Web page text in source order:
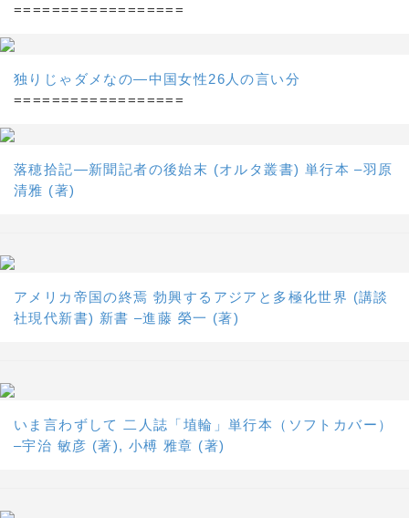
==================
独りじゃダメなの―中国女性26人の言い分
==================
落穂拾記―新聞記者の後始末 (オルタ叢書) 単行本 –羽原
清雅 (著)
アメリカ帝国の終焉 勃興するアジアと多極化世界 (講談
社現代新書) 新書 –進藤 榮一 (著)
いま言わずして 二人誌「埴輪」単行本（ソフトカバー）
–宇治 敏彦 (著), 小榑 雅章 (著)